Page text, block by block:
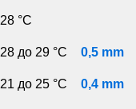
28 °C
28 до 29 °C 0,5 mm
21 до 25 °C 0,4 mm